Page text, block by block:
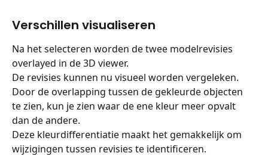
Verschillen visualiseren
Na het selecteren worden de twee modelrevisies
overlayed in de 3D viewer.
De revisies kunnen nu visueel worden vergeleken.
Door de overlapping tussen de gekleurde objecten
te zien, kun je zien waar de ene kleur meer opvalt
dan de andere.
Deze kleurdifferentiatie maakt het gemakkelijk om
wijzigingen tussen revisies te identificeren.